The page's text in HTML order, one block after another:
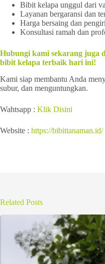
Bibit kelapa unggul dari
Layanan bergaransi dan
Harga bersaing dan
Konsultasi ramah dan
Hubungi kami sekarang juga
bibit kelapa terbaik hari ini!
Kami siap membantu Anda
subur, dan menguntungkan.
Wahtsapp : Klik Disini
Website : https://bibittanaman.id/
Related Posts